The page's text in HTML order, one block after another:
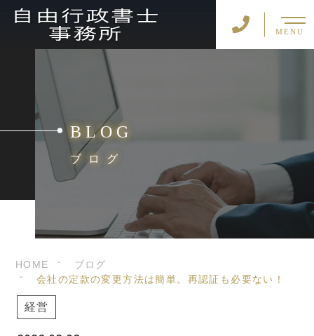
MENU
BLOG
ブログ
HOME
ブログ
会社の定款の変更方法は簡単。再認証も必要ない！
経営